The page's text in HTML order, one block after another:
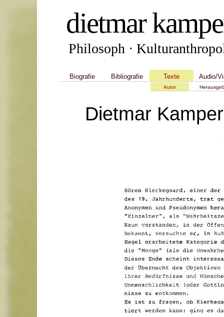
dietmar
Philosoph ·
Biografie Bibliografie Texte Audio/
Autor
Dietmar